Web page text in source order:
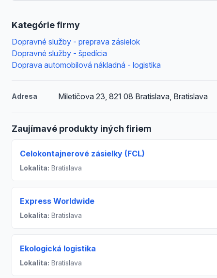
Kategórie firmy
Dopravné služby - preprava zásielok
Dopravné služby - špedícia
Doprava automobilová nákladná - logistika
Adresa Miletičova 23, 821 08 Bratislava, Bratislava
Zaujímavé produkty iných firiem
Celokontajnerové zásielky (FCL)
Lokalita: Bratislava
Express Worldwide
Lokalita: Bratislava
Ekologická logistika
Lokalita: Bratislava